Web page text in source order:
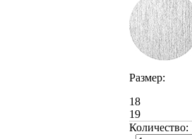
Размер:
18
19
Количество: